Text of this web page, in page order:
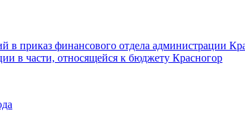
приказ финансового отдела администрации
в части, относящейся к бюджету Красногор